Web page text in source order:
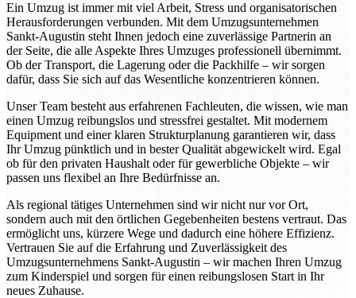
Ein Umzug ist immer mit viel Arbeit, Stress und organisatorischen
Herausforderungen verbunden. Mit dem Umzugsunternehmen
Sankt-Augustin steht Ihnen jedoch eine zuverlässige Partnerin an
der Seite, die alle Aspekte Ihres Umzuges professionell übernimmt.
Ob der Transport, die Lagerung oder die Packhilfe – wir sorgen
dafür, dass Sie sich auf das Wesentliche konzentrieren können.
Unser Team besteht aus erfahrenen Fachleuten, die wissen, wie man
einen Umzug reibungslos und stressfrei gestaltet. Mit modernem
Equipment und einer klaren Strukturplanung garantieren wir, dass
Ihr Umzug pünktlich und in bester Qualität abgewickelt wird. Egal
ob für den privaten Haushalt oder für gewerbliche Objekte – wir
passen uns flexibel an Ihre Bedürfnisse an.
Als regional tätiges Unternehmen sind wir nicht nur vor Ort,
sondern auch mit den örtlichen Gegebenheiten bestens vertraut. Das
ermöglicht uns, kürzere Wege und dadurch eine höhere Effizienz.
Vertrauen Sie auf die Erfahrung und Zuverlässigkeit des
Umzugsunternehmens Sankt-Augustin – wir machen Ihren Umzug
zum Kinderspiel und sorgen für einen reibungslosen Start in Ihr
neues Zuhause.